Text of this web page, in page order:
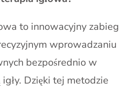
to innowacyjny zabieg
wprowadzaniu
bezpośrednio w
Dzięki tej metodzie